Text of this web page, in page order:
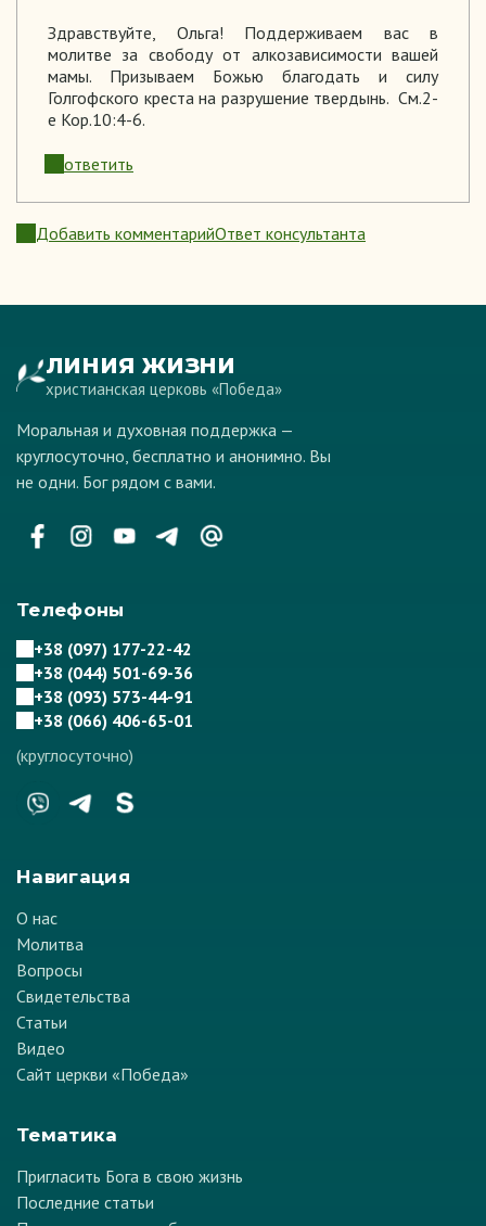
Здравствуйте, Ольга! Поддерживаем вас в
молитве за свободу от алкозависимости вашей
мамы. Призываем Божью благодать и силу
Голгофского креста на разрушение твердынь. См.2-
е Кор.10:4-6.
ответить
Добавить комментарийОтвет консультанта
ЛИНИЯ ЖИЗНИ
христианская церковь «Победа»
Моральная и духовная поддержка —
круглосуточно, бесплатно и анонимно. Вы
не одни. Бог рядом с вами.
Телефоны
+38 (097) 177-22-42
+38 (044) 501-69-36
+38 (093) 573-44-91
+38 (066) 406-65-01
(круглосуточно)
Навигация
О нас
Молитва
Вопросы
Свидетельства
Статьи
Видео
Сайт церкви «Победа»
Тематика
Пригласить Бога в свою жизнь
Последние статьи